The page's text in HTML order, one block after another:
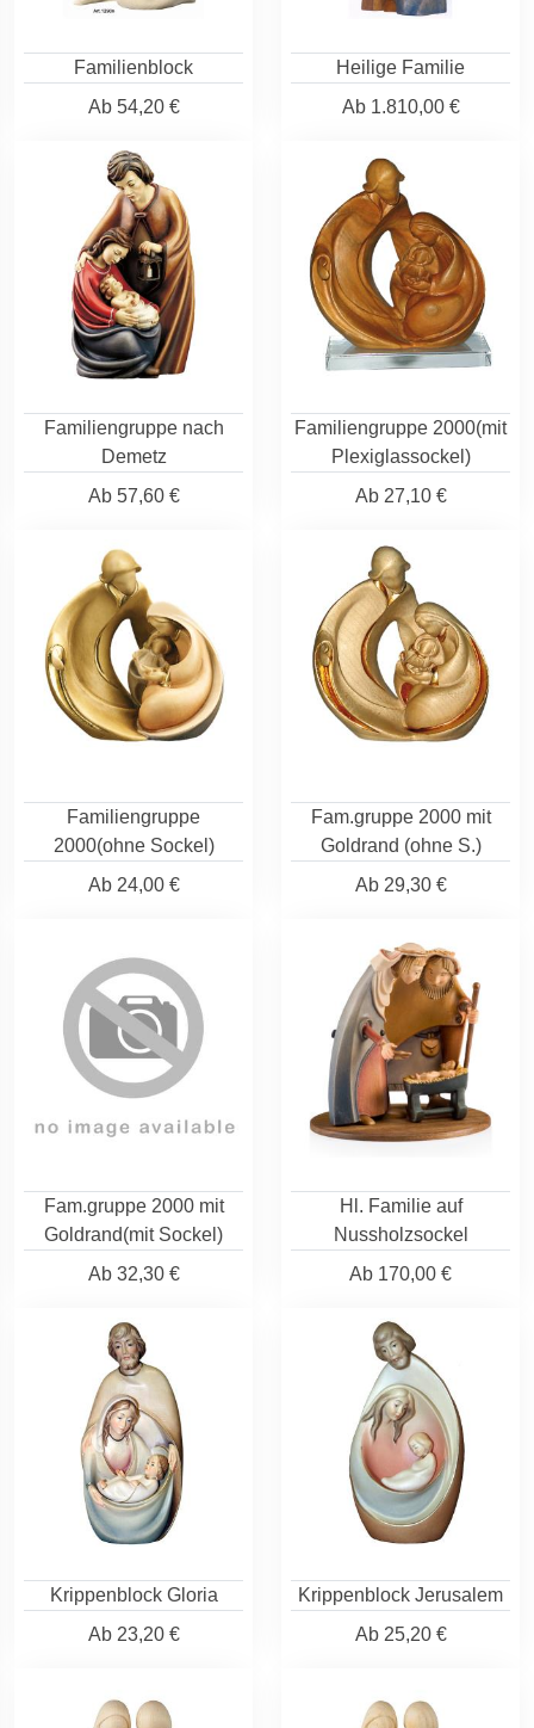
Familienblock
Ab54,20 €
Heilige Familie
Ab1.810,00 €
Familiengruppe nach
Demetz
Ab57,60 €
Familiengruppe 2000(mit
Plexiglassockel)
Ab27,10 €
Familiengruppe
2000(ohne Sockel)
Ab24,00 €
Fam.gruppe 2000 mit
Goldrand (ohne S.)
Ab29,30 €
Fam.gruppe 2000 mit
Goldrand(mit Sockel)
Ab32,30 €
Hl. Familie auf
Nussholzsockel
Ab 170,00 €
Krippenblock Gloria
Ab23,20 €
Krippenblock Jerusalem
Ab25,20 €